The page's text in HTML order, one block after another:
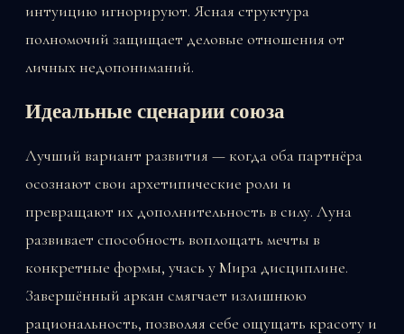
интуицию игнорируют. Ясная структура
полномочий защищает деловые отношения от
личных недопониманий.
Идеальные сценарии союза
Лучший вариант развития — когда оба партнёра
осознают свои архетипические роли и
превращают их дополнительность в силу. Луна
развивает способность воплощать мечты в
конкретные формы, учась у Мира дисциплине.
Завершённый аркан смягчает излишнюю
рациональность, позволяя себе ощущать красоту и